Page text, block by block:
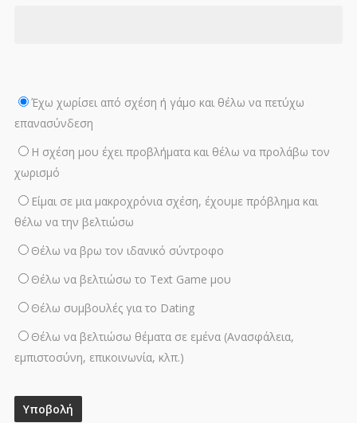
Έχω χωρίσει από σχέση ή γάμο και θέλω να πετύχω
επανασύνδεση
Η σχέση μου έχει προβλήματα και θέλω να προλάβω τον
χωρισμό
Είμαι σε μια μακροχρόνια σχέση, έχουμε πρόβλημα και
θέλω να την βελτιώσω
Θέλω να βρω τον ιδανικό σύντροφο
Θέλω να βελτιώσω το Text Game μου
Θέλω συμβουλές για το Dating
Θέλω να βελτιώσω θέματα σε εμένα (Ανασφάλεια,
εμπιστοσύνη, επικοινωνία, κλπ.)